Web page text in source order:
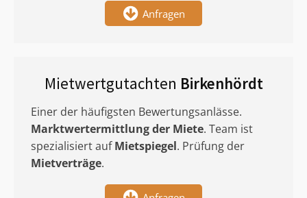
Anfragen
Mietwertgutachten Birkenhördt
Einer der häufigsten Bewertungsanlässe.
Marktwertermittlungder Miete. Team ist
spezialisiert aufMietspiegel. Prüfung der
Mietverträge.